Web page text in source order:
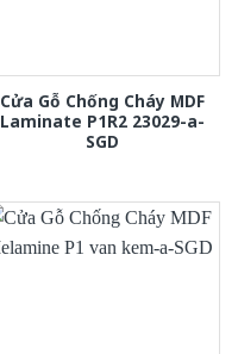
Cửa Gỗ Chống Cháy MDF
Laminate P1R2 23029-a-
SGD